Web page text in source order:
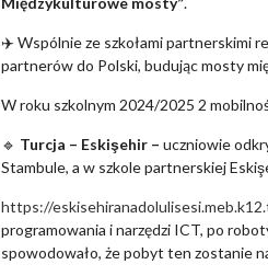
✈️ Wspólnie ze szkołami partnerskimi
partnerów do Polski, budując mosty
W roku szkolnym 2024/2025 2
🔹 Turcja – Eskişehir – uczniowie
Stambule, a w szkole partnerskiej
https://
programowania i narzędzi ICT, po
spowodowało, że pobyt ten zostanie